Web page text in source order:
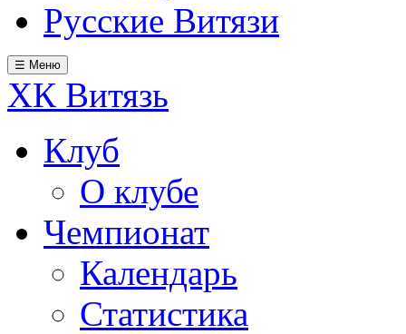
Русские Витязи
☰ Меню
ХК Витязь
Клуб
О клубе
Чемпионат
Календарь
Статистика